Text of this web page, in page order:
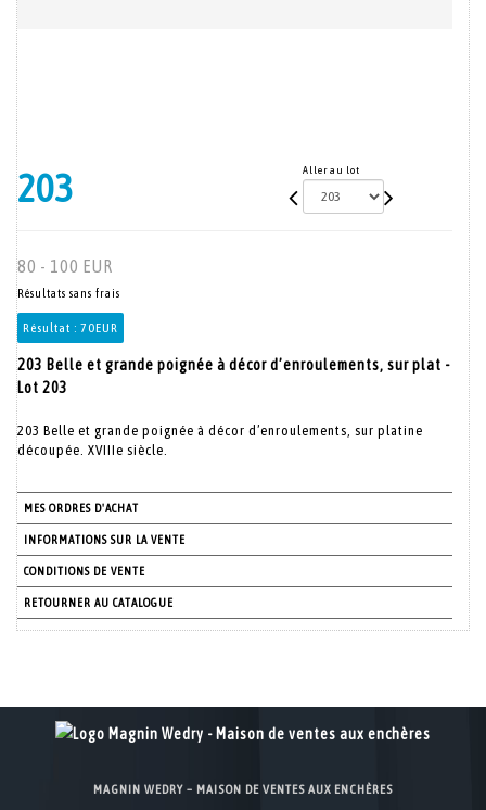
203 Aller au lot
80 - 100 EUR
Résultats sans frais
Résultat : 70EUR
203 Belle et grande poignée à décor d’enroulements, sur plat -
Lot 203
203 Belle et grande poignée à décor d’enroulements, sur platine
découpée. XVIIIe siècle.
MES ORDRES D'ACHAT
INFORMATIONS SUR LA VENTE
CONDITIONS DE VENTE
RETOURNER AU CATALOGUE
MAGNIN WEDRY – MAISON DE VENTES AUX ENCHÈRES